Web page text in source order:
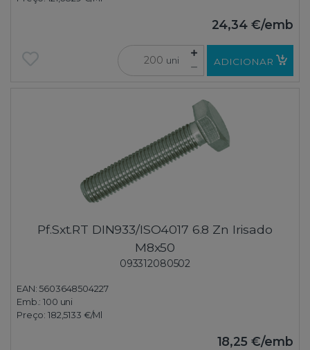
24,34 €/emb
uni ADICIONAR
Pf.Sxt.RT DIN933/ISO4017 6.8 Zn Irisado
M8x50
093312080502
EAN: 5603648504227
Emb.:100 uni
Preço: 182,5133 €/Ml
18,25 €/emb